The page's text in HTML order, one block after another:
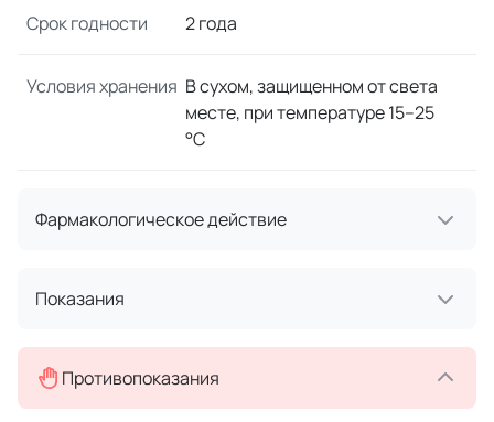
Срок годности 2 года
Условия хранения В сухом, защищенном от света
месте, при температуре 15–25
°C
Фармакологическое действие
Показания
Противопоказания